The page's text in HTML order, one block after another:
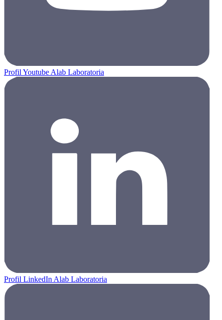
Profil Youtube Alab Laboratoria
Profil LinkedIn Alab Laboratoria